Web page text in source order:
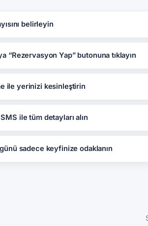
belirleyin
“Rezervasyon Yap” butonuna tıklayın
ile yerinizi kesinleştirin
ile tüm detayları alın
sadece keyfinize odaklanın